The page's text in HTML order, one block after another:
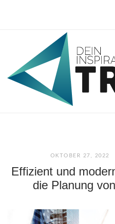
OKTOBER 27, 2022
Effizient und
die Planung